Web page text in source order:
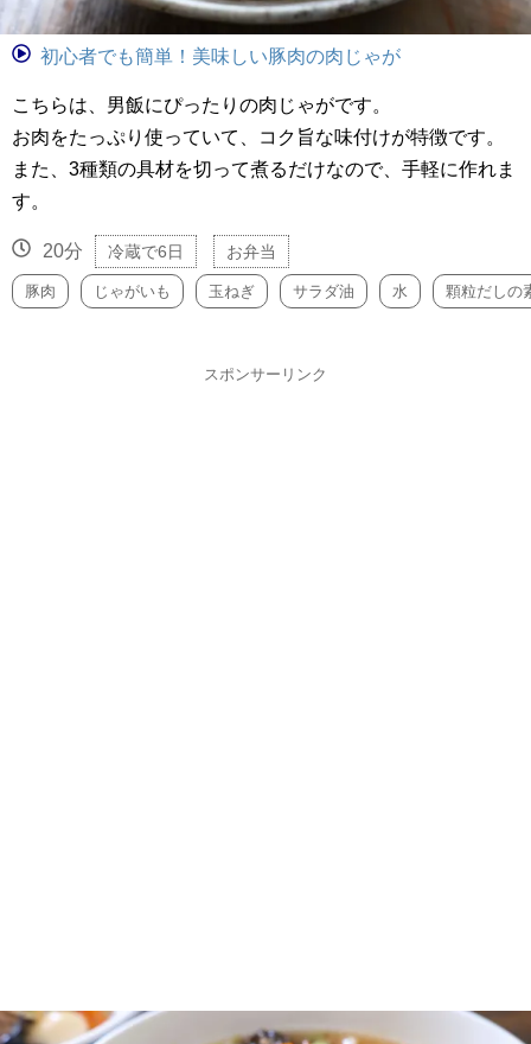
初心者でも簡単！美味しい豚肉の肉じゃが
こちらは、男飯にぴったりの肉じゃがです。
お肉をたっぷり使っていて、コク旨な味付けが特徴です。
また、3種類の具材を切って煮るだけなので、手軽に作れま
す。
20分 冷蔵で6日 お弁当
豚肉 じゃがいも 玉ねぎ サラダ油 水 顆粒だしの
スポンサーリンク